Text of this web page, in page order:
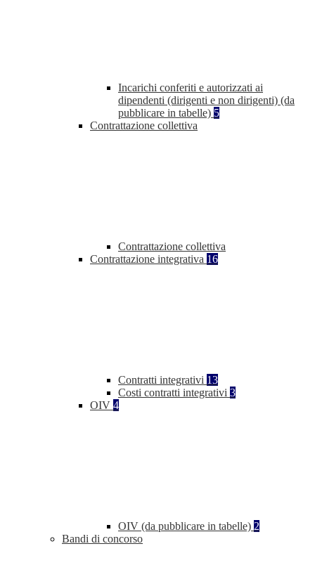
Incarichi conferiti e autorizzati ai
dipendenti (dirigenti e non dirigenti) (da
pubblicare in tabelle) 5
Contrattazione collettiva
Contrattazione collettiva
Contrattazione integrativa 16
Contratti integrativi 13
Costi contratti integrativi 3
OIV 4
OIV (da pubblicare in tabelle) 2
Bandi di concorso